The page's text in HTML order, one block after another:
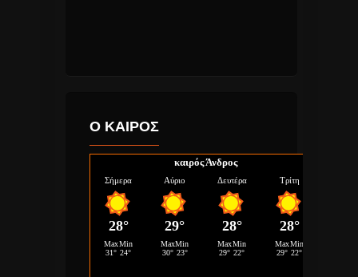
Ο ΚΑΙΡΟΣ
καιρός Άνδρος